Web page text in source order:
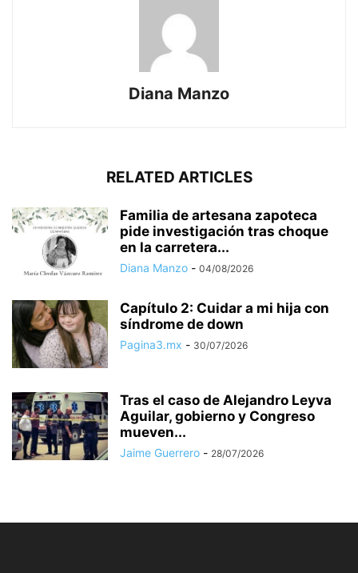
Diana Manzo
RELATED ARTICLES
Familia de artesana zapoteca
pide investigación tras choque
en la carretera...
Diana Manzo - 04/08/2026
Capítulo 2: Cuidar a mi hija con
síndrome de down
Pagina3.mx - 30/07/2026
Tras el caso de Alejandro Leyva
Aguilar, gobierno y Congreso
mueven...
Jaime Guerrero - 28/07/2026